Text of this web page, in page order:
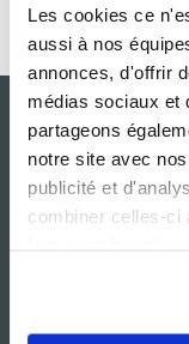
Les cookies ce
aussi à nos
annonces, d'offrir
médias sociaux et
partageons
notre site avec
publicité et
combiner celles-ci